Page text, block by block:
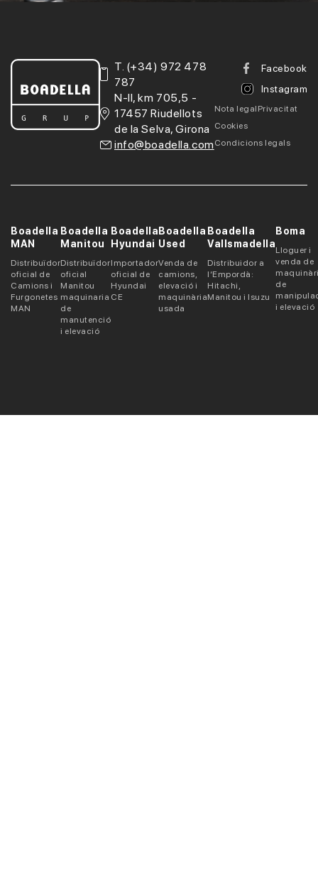
T. (+34) 972 478
787
N-II, km 705,5 -
17457 Riudellots
de la Selva, Girona
info@boadella.com
Facebook
Instagram
Nota legal Privacitat
Cookies
Condicions legals
Boadella
MAN
Distribuïdor
oficial de
Camions i
Furgonetes
MAN
Boadella
Manitou
Distribuïdor
oficial
Manitou
maquinaria
de
manutenció
i elevació
Boadella
Hyundai
Importador
oficial de
Hyundai
CE
Boadella
Used
Venda de
camions,
elevació i
maquinària
usada
Boadella
Vallsmadella
Distribuidor a
l’Empordà:
Hitachi,
Manitou i Isuzu
Boma
Lloguer i
venda de
de
i elevació